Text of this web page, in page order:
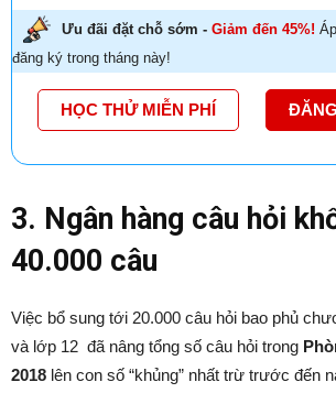
Ưu đãi đặt chỗ sớm - Giảm đến 45%!
đăng ký trong tháng này!
HỌC THỬ MIỄN PHÍ
3. Ngân hàng câu hỏi
40.000 câu
Việc bổ sung tới 20.000 câu hỏi bao phủ
và lớp 12 đã nâng tổng số câu hỏi trong
2018 lên con số “khủng” nhất trừ trước đến